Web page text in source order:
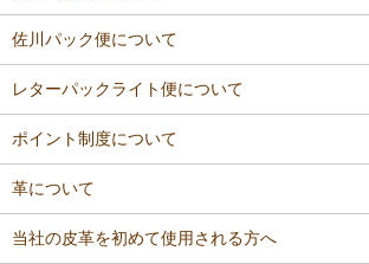
佐川パック便について
レターパックライト便について
ポイント制度について
革について
当社の皮革を初めて使用される方へ